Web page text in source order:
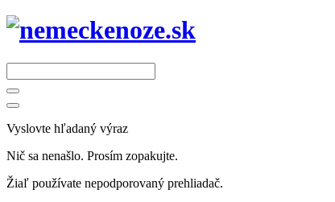
Vyslovte hľadaný výraz
Nič sa nenašlo. Prosím zopakujte.
Žiaľ používate nepodporovaný prehliadač.